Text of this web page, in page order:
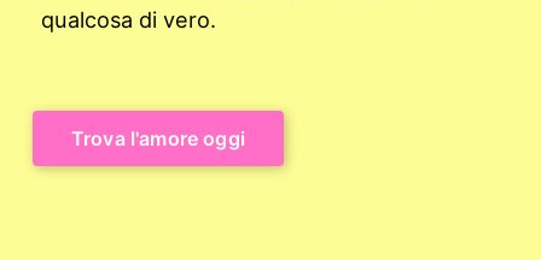
qualcosa di vero.
Trova l'amore oggi